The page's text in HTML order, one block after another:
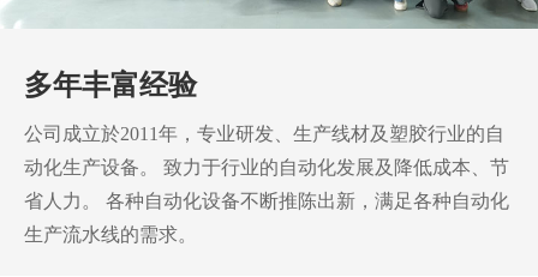
多年丰富经验
公司成立於2011年，专业研发、生产线材及塑胶行业的自
动化生产设备。
致力于行业的自动化发展及降低成本、节
省人力。
各种自动化设备不断推陈出新，满足各种自动化
生产流水线的需求。